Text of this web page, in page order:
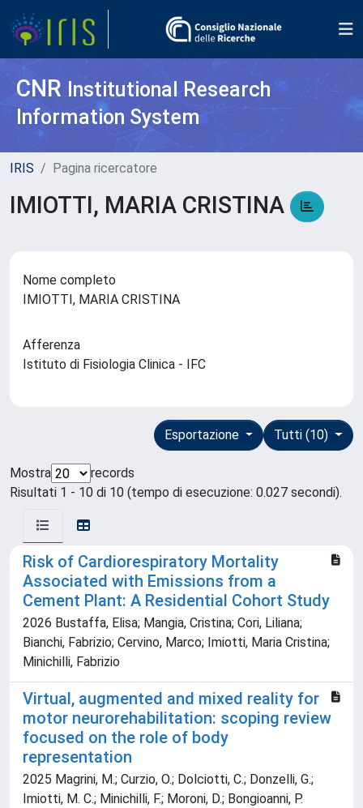
CNR Institutional Research
Information System
IRIS Pagina ricercatore
IMIOTTI, MARIA CRISTINA
Nome completo
IMIOTTI, MARIA CRISTINA
Afferenza
Istituto di Fisiologia Clinica - IFC
Tutti (10)
Esportazione
Mostra
records
Risultati 1 - 10 di 10 (tempo di esecuzione: 0.027 secondi).
Risk of Cardiorespiratory Mortality
Associated with Emissions from a
Cement Plant: A Residential Cohort Study
2026 Bustaffa, Elisa; Mangia, Cristina; Cori, Liliana;
Bianchi, Fabrizio; Cervino, Marco; Imiotti, Maria Cristina;
Minichilli, Fabrizio
Virtual, augmented and mixed reality for
motor neurorehabilitation: scoping review
focused on the role of body
representation
2025 Magrini, M.; Curzio, O.; Dolciotti, C.; Donzelli, G.;
Imiotti, M. C.; Minichilli, F.; Moroni, D.; Bongioanni, P.